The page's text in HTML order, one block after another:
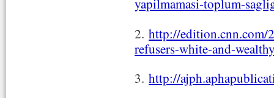
yapilmamasi-toplum-
2. http://edition.cnn.com/
refusers-white-and-
3. http://